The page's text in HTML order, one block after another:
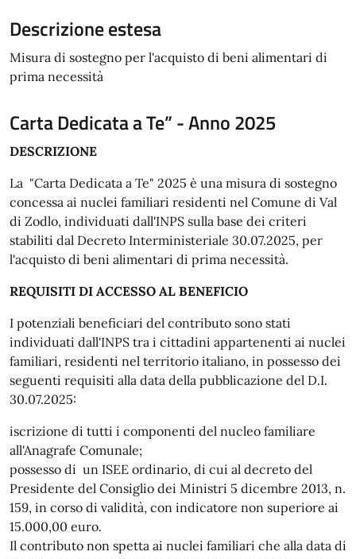
Descrizione estesa
Misura di sostegno per l'acquisto di beni alimentari di
prima necessità
Carta Dedicata a Te” - Anno 2025
DESCRIZIONE
La "Carta Dedicata a Te" 2025 è una misura di sostegno
concessa ai nuclei familiari residenti nel Comune di Val
di Zodlo, individuati dall'INPS sulla base dei criteri
stabiliti dal Decreto Interministeriale 30.07.2025, per
l'acquisto di beni alimentari di prima necessità.
REQUISITI DI ACCESSO AL BENEFICIO
I potenziali beneficiari del contributo sono stati
individuati dall'INPS tra i cittadini appartenenti ai nuclei
familiari, residenti nel territorio italiano, in possesso dei
seguenti requisiti alla data della pubblicazione del D.I.
30.07.2025:
iscrizione di tutti i componenti del nucleo familiare
all'Anagrafe Comunale;
possesso di un ISEE ordinario, di cui al decreto del
Presidente del Consiglio dei Ministri 5 dicembre 2013, n.
159, in corso di validità, con indicatore non superiore ai
15.000,00 euro.
Il contributo non spetta ai nuclei familiari che alla data di